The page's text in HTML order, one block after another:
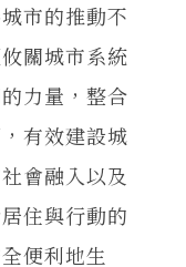
市的推動不
關城市系統
力量，整合
有效建設城
會融入以及
住與行動的
便利地生